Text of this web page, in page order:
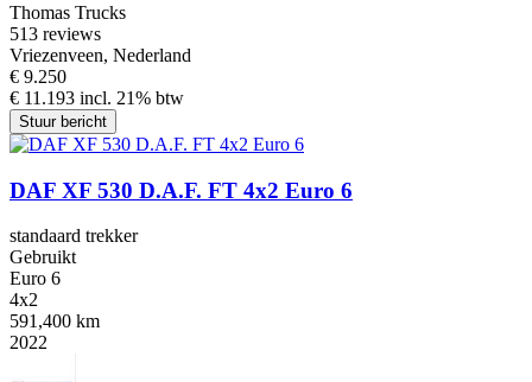
Thomas Trucks
513 reviews
Vriezenveen, Nederland
€ 9.250
€ 11.193 incl. 21% btw
Stuur bericht
DAF XF 530 D.A.F. FT 4x2 Euro 6
standaard trekker
Gebruikt
Euro 6
4x2
591,400 km
2022